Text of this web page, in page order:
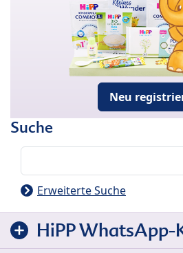
Neu
Suche
Erweiterte Suche
HiPP WhatsApp-